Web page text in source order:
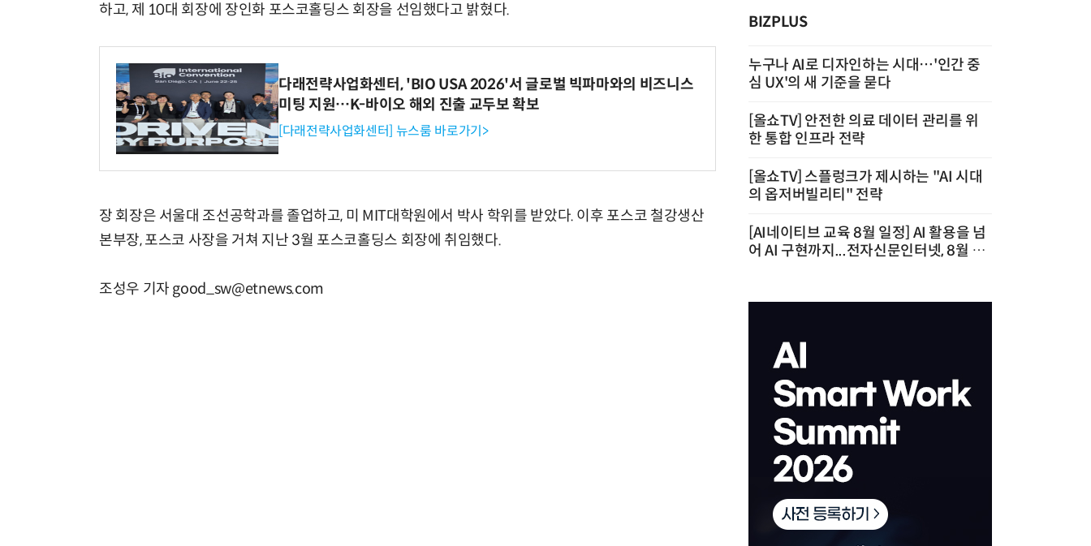
하고, 제 10대 회장에 장인화 포스코홀딩스 회장을 선임했다고 밝혔다.
다래전략사업화센터, 'BIO USA 2026'서 글로벌 빅파마와의 비즈니스
미팅 지원…K-바이오 해외 진출 교두보 확보
[다래전략사업화센터] 뉴스룸 바로가기>
장 회장은 서울대 조선공학과를 졸업하고, 미 MIT대학원에서 박사 학위를 받았다. 이후 포스코 철강생산
본부장, 포스코 사장을 거쳐 지난 3월 포스코홀딩스 회장에 취임했다.
조성우 기자 good_sw@etnews.com
BIZPLUS
누구나 AI로 디자인하는 시대…'인간 중
심 UX'의 새 기준을 묻다
[올쇼TV] 안전한 의료 데이터 관리를 위
한 통합 인프라 전략
[올쇼TV] 스플렁크가 제시하는 "AI 시대
의 옵저버빌리티" 전략
[AI네이티브 교육 8월 일정] AI 활용을 넘
어 AI 구현까지...전자신문인터넷, 8월 실